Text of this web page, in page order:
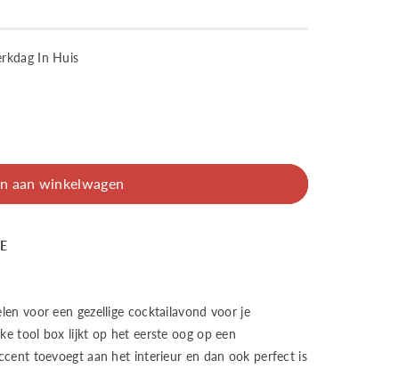
In Huis
aan winkelwagen
voor een gezellige cocktailavond voor je
tool box lijkt op het eerste oog op een
toevoegt aan het interieur en dan ook perfect is